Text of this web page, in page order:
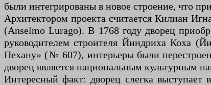
были интегрированы в новое строение, что
Архитектором проекта считается Килиан
(Anselmo Lurago). В 1768 году дворец
руководителем строителя Йиндриха Коха
Пехану» (№ 607), интерьеры были
дворец является национальным культурным
Интересный факт: дворец слегка выступает